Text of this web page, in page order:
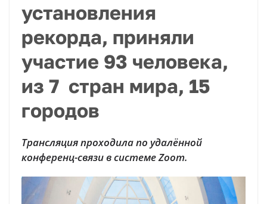
установления
рекорда, приняли
участие 93 человека,
из 7 стран мира, 15
городов
Трансляция проходила по удалённой
конференц-связи в системе Zoom.